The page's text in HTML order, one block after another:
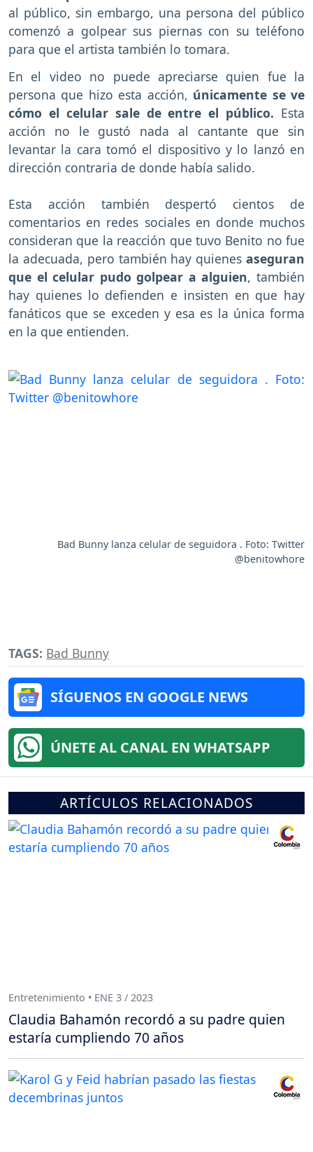
al público, sin embargo, una persona del público
comenzó a golpear sus piernas con su teléfono
para que el artista también lo tomara.
En el video no puede apreciarse quien fue la
persona que hizo esta acción, únicamente se ve
cómo el celular sale de entre el público. Esta
acción no le gustó nada al cantante que sin
levantar la cara tomó el dispositivo y lo lanzó en
dirección contraria de donde había salido.
Esta acción también despertó cientos de
comentarios en redes sociales en donde muchos
consideran que la reacción que tuvo Benito no fue
la adecuada, pero también hay quienes aseguran
que el celular pudo golpear a alguien, también
hay quienes lo defienden e insisten en que hay
fanáticos que se exceden y esa es la única forma
en la que entienden.
Bad Bunny lanza celular de seguidora . Foto: Twitter
@benitowhore
TAGS: Bad Bunny
SÍGUENOS EN GOOGLE NEWS
ÚNETE AL CANAL EN WHATSAPP
ARTÍCULOS RELACIONADOS
Entretenimiento • ENE 3 / 2023
Claudia Bahamón recordó a su padre quien
estaría cumpliendo 70 años